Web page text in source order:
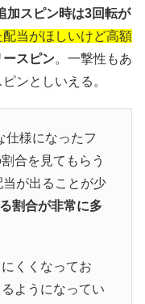
加スピン時は3回転が
配当がほしいけど高額
ースピン。一撃性もあ
ンとしいえる。
仕様になったフ
合を見てもらう
が出ることが少
割合が非常に多
くくなってお
ようになってい